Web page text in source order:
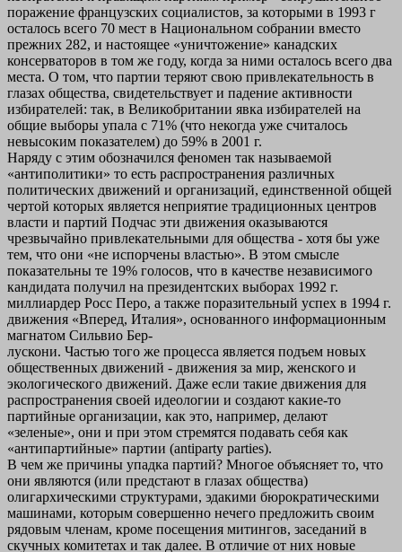
поражение французских социалистов, за которыми в 1993 г
осталось всего 70 мест в Национальном собрании вместо
прежних 282, и настоящее «уничтожение» канадских
консерваторов в том же году, когда за ними осталось всего два
места. О том, что партии теряют свою привлекательность в
глазах общества, свидетельствует и падение активности
избирателей: так, в Великобритании явка избирателей на
общие выборы упала с 71% (что некогда уже считалось
невысоким показателем) до 59% в 2001 г.
Наряду с этим обозначился феномен так называемой
«антиполитики» то есть распространения различных
политических движений и организаций, единственной общей
чертой которых является неприятие традиционных центров
власти и партий Подчас эти движения оказываются
чрезвычайно привлекательными для общества - хотя бы уже
тем, что они «не испорчены властью». В этом смысле
показательны те 19% голосов, что в качестве независимого
кандидата получил на президентских выборах 1992 г.
миллиардер Росс Перо, а также поразительный успех в 1994 г.
движения «Вперед, Италия», основанного информационным
магнатом Сильвио Бер-
лускони. Частью того же процесса является подъем новых
общественных движений - движения за мир, женского и
экологического движений. Даже если такие движения для
распространения своей идеологии и создают какие-то
партийные организации, как это, например, делают
«зеленые», они и при этом стремятся подавать себя как
«антипартийные» партии (antiparty parties).
В чем же причины упадка партий? Многое объясняет то, что
они являются (или предстают в глазах общества)
олигархическими структурами, эдакими бюрократическими
машинами, которым совершенно нечего предложить своим
рядовым членам, кроме посещения митингов, заседаний в
скучных комитетах и так далее. В отличие от них новые